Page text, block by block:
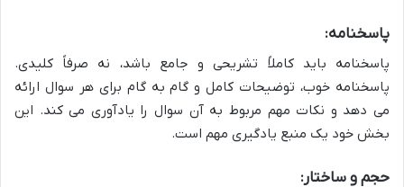
پاسخنامه:
پاسخنامه باید کاملاً تشریحی و جامع باشد، نه صرفاً کلیدی.
پاسخنامه خوب، توضیحات کامل و گام به گام برای هر سوال ارائه
می دهد و نکات مهم مربوط به آن سوال را یادآوری می کند. این
بخش خود یک منبع یادگیری مهم است.
حجم و ساختار: